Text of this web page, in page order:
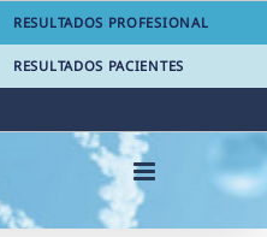
RESULTADOS PROFESIONAL
RESULTADOS PACIENTES